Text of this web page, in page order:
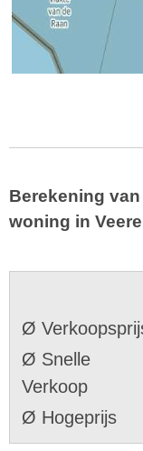
Berekening
woning in Veere
Ø
Ø Snelle
Verkoop
Ø Hogeprijs